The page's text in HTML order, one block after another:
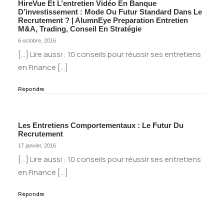
HireVue Et L’entretien Vidéo En Banque
D’investissement : Mode Ou Futur Standard Dans Le
Recrutement ? | AlumnEye Preparation Entretien
M&A, Trading, Conseil En Stratégie
6 octobre, 2016
[…] Lire aussi : 10 conseils pour réussir ses entretiens
en Finance […]
Répondre
Les Entretiens Comportementaux : Le Futur Du
Recrutement
17 janvier, 2016
[…] Lire aussi : 10 conseils pour réussir ses entretiens
en Finance […]
Répondre